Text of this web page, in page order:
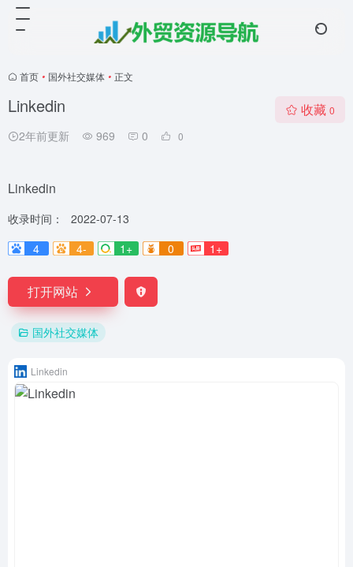
首页 • 国外社交媒体 • 正文
Linkedin
2年前更新 969 0 0
收藏 0
Linkedin
收录时间：
2022-07-13
4
4- 1+ 0 1+
打开网站
国外社交媒体
Linkedin